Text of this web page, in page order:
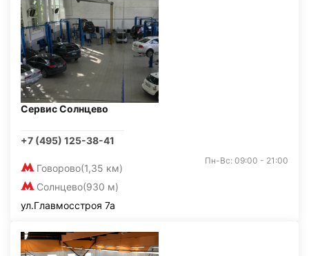
Сервис Солнцево
+7 (495) 125-38-41
Говорово(1,35 км)
Солнцево(930 м)
Пн-Вс: 09:00 - 21:00
ул.Главмосстроя 7а